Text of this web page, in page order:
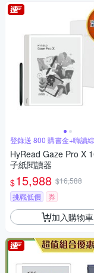
登錄送 800 購書金+嗨讀
HyRead Gaze Pro X
子紙閱讀器
$15,988 $16,588
挑戰低價
券
加入購物車